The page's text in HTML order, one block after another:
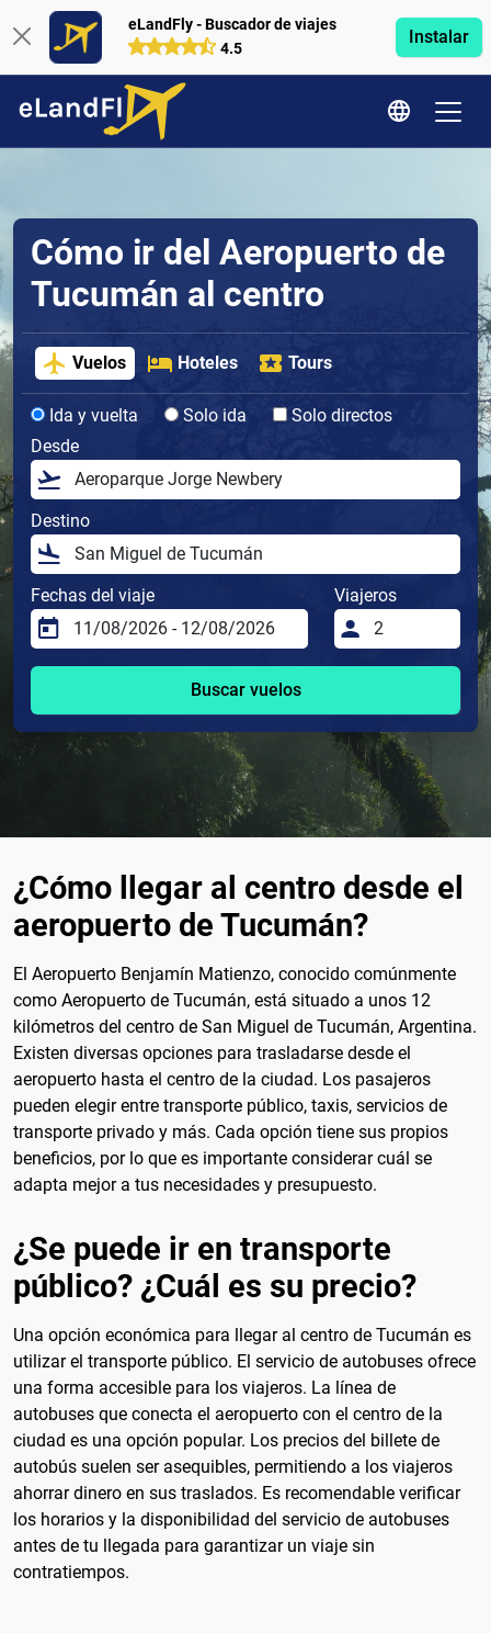
eLandFly - Buscador de viajes
4.5
Instalar
Cómo ir del Aeropuerto de
Tucumán al centro
Vuelos Hoteles Tours
Ida y vuelta Solo ida
Solo directos
Desde
Destino
Fechas del viaje Viajeros
Buscar vuelos
¿Cómo llegar al centro desde el
aeropuerto de Tucumán?
El Aeropuerto Benjamín Matienzo, conocido comúnmente
como Aeropuerto de Tucumán, está situado a unos 12
kilómetros del centro de San Miguel de Tucumán, Argentina.
Existen diversas opciones para trasladarse desde el
aeropuerto hasta el centro de la ciudad. Los pasajeros
pueden elegir entre transporte público, taxis, servicios de
transporte privado y más. Cada opción tiene sus propios
beneficios, por lo que es importante considerar cuál se
adapta mejor a tus necesidades y presupuesto.
¿Se puede ir en transporte
público? ¿Cuál es su precio?
Una opción económica para llegar al centro de Tucumán es
utilizar el transporte público. El servicio de autobuses ofrece
una forma accesible para los viajeros. La línea de
autobuses que conecta el aeropuerto con el centro de la
ciudad es una opción popular. Los precios del billete de
autobús suelen ser asequibles, permitiendo a los viajeros
ahorrar dinero en sus traslados. Es recomendable verificar
los horarios y la disponibilidad del servicio de autobuses
antes de tu llegada para garantizar un viaje sin
contratiempos.